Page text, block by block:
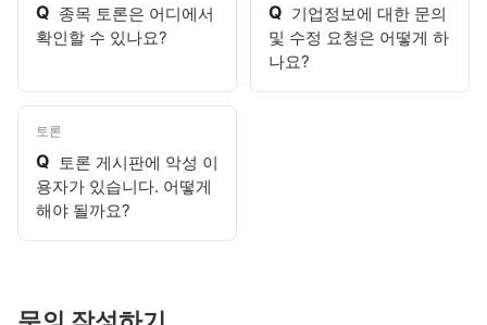
Q 종목 토론은 어디에서
확인할 수 있나요?
Q 기업정보에 대한 문의
및 수정 요청은 어떻게 하
나요?
토론
Q 토론 게시판에 악성 이
용자가 있습니다. 어떻게
해야 될까요?